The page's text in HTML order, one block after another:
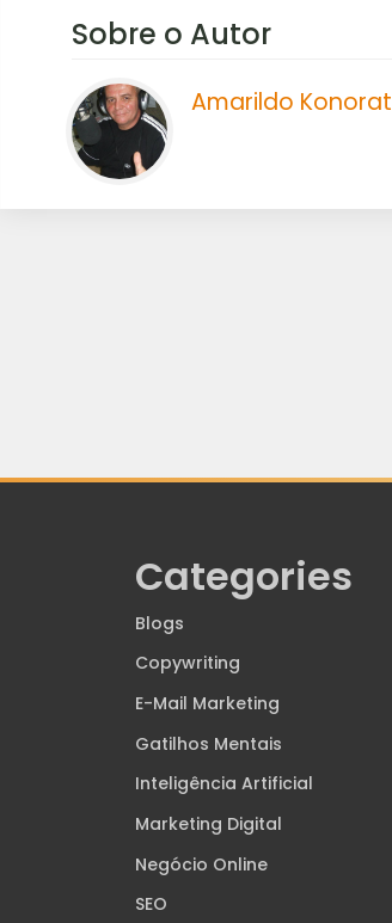
Sobre o Autor
Amarildo Konorat
Categories
Blogs
Copywriting
E-Mail Marketing
Gatilhos Mentais
Inteligência Artificial
Marketing Digital
Negócio Online
SEO